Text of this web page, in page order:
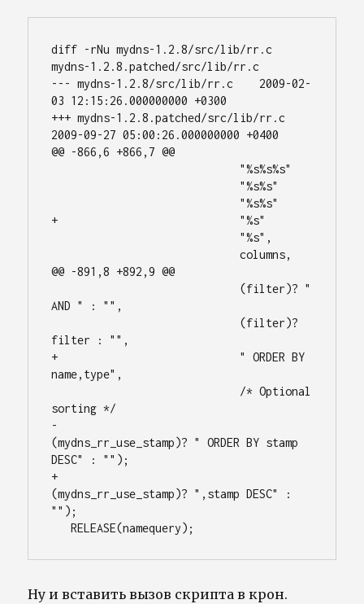
diff -rNu mydns-1.2.8/src/lib/rr.c
mydns-1.2.8.patched/src/lib/rr.c
--- mydns-1.2.8/src/lib/rr.c	2009-02-
03 12:15:26.000000000 +0300
+++ mydns-1.2.8.patched/src/lib/rr.c
2009-09-27 05:00:26.000000000 +0400
@@ -866,6 +866,7 @@
+			     "%s"
@@ -891,8 +892,9 @@
AND " : "",
filter : "",
+			     " ORDER BY
name,type",
sorting */
-
(mydns_rr_use_stamp)? " ORDER BY stamp
DESC" : "");
+
(mydns_rr_use_stamp)? ",stamp DESC" :
"");
Ну и вставить вызов скрипта в крон.